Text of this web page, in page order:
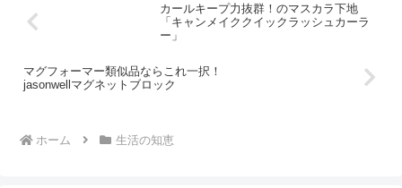
カールキープ力抜群！のマスカラ下地
「キャンメイククイックラッシュカーラ
ー」
マグフォーマー類似品ならこれ一択！
jasonwellマグネットブロック
ホーム 生活の知恵